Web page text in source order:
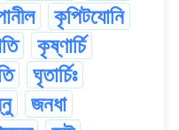
কৃপিটযোনি
কৃষ্ণাৰ্চি
ঘৃতাৰ্চিঃ
জনধা